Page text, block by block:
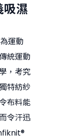
濕
運動
統運動
，考究
特紡紗
布料能
令汗迅